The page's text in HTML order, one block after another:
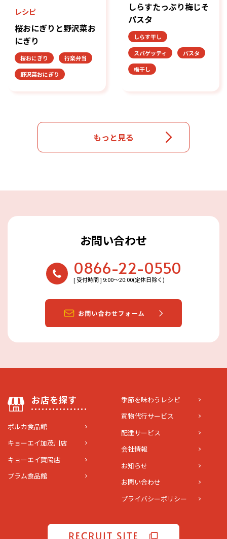
レシピ
桜おにぎりと野沢菜お
にぎり
桜おにぎり
行楽弁当
野沢菜おにぎり
しらすたっぷり梅じそ
パスタ
しらす干し
スパゲッティ
パスタ
梅干し
もっと見る
お問い合わせ
0866-22-0550
[ 受付時間 ] 9:00〜20:00(定休日除く)
お店を探す
ポルカ食品館
キョーエイ加茂川店
キョーエイ賀陽店
プラム食品館
季節を味わうレシピ
買物代行サービス
配達サービス
会社情報
お知らせ
お問い合わせ
プライバシーポリシー